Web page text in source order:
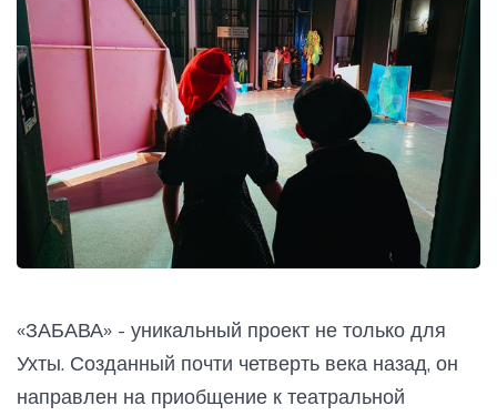
«ЗАБАВА» - уникальный проект не только для
Ухты. Созданный почти четверть века назад, он
направлен на приобщение к театральной